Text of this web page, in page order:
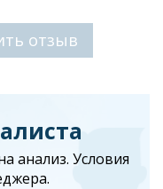
отзыв
анализ. Условия